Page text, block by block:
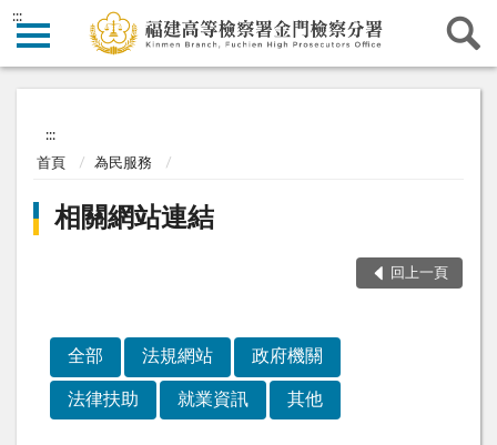
:::
:::
首頁 為民服務
相關網站連結
回上一頁
全部 法規網站 政府機關
法律扶助 就業資訊 其他